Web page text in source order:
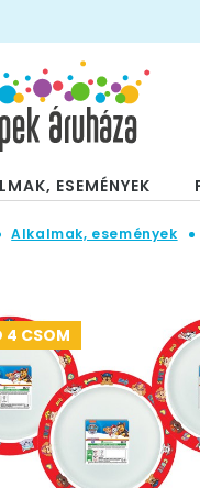
ESEMÉNYEK
Alkalmak, események
4 CSOM